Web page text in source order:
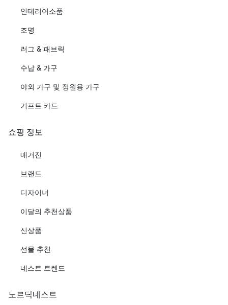
인테리어소품
조명
러그 & 패브릭
수납 & 가구
야외 가구 및 정원용 가구
기프트 카드
쇼핑 정보
매거진
브랜드
디자이너
이달의 추천상품
신상품
선물 추천
네스트 트렌드
노르딕네스트